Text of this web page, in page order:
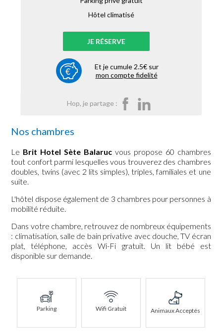
Hôtel climatisé
JE RÉSERVE
Et je cumule 2.5€ sur
mon compte fidelité
Hop, je partage :
Nos chambres
Le Brit Hotel Sète Balaruc vous propose 60 chambres
tout confort parmi lesquelles vous trouverez des chambres
doubles, twins (avec 2 lits simples), triples, familiales et une
suite.
L'hôtel dispose également de 3 chambres pour personnes à
mobilité réduite.
Dans votre chambre, retrouvez de nombreux équipements
: climatisation, salle de bain privative avec douche, TV écran
plat, téléphone, accès Wi-Fi gratuit. Un lit bébé est
disponible sur demande.
Parking Wifi Gratuit Animaux Acceptés